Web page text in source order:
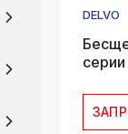
DELVO